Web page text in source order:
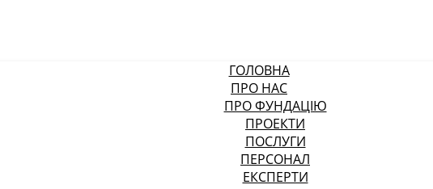
ГОЛОВНА
ПРО НАС
ПРО ФУНДАЦІЮ
ПРОЕКТИ
ПОСЛУГИ
ПЕРСОНАЛ
ЕКСПЕРТИ